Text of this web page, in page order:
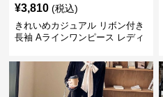
¥3,810 (税込)
きれいめカジュアル リボン付き
長袖 Aラインワンピース レディ
り替え 膝上丈 細見え フェミニ
ン おしゃれ